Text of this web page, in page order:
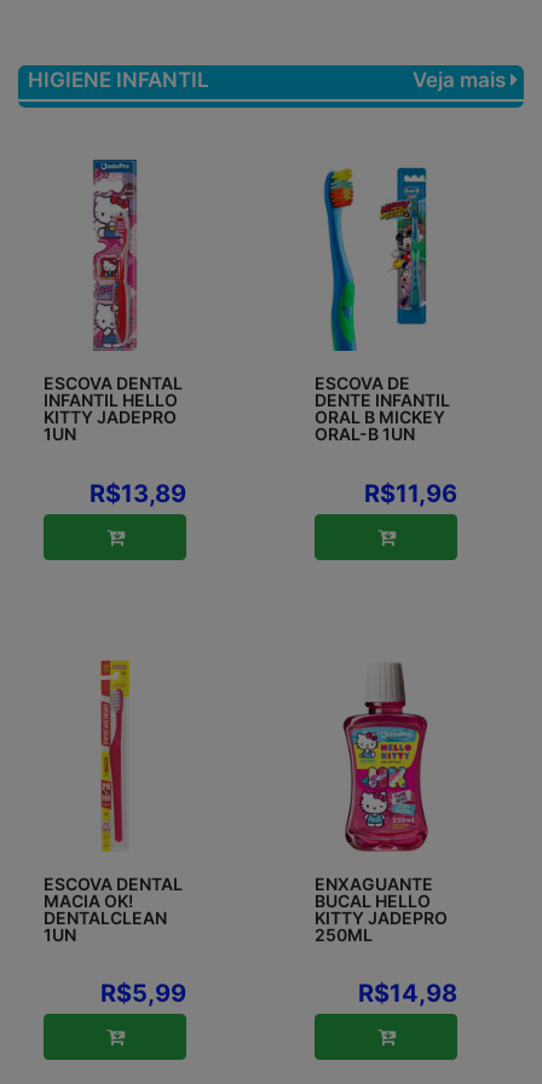
HIGIENE INFANTIL Veja mais
ESCOVA DENTAL
INFANTIL HELLO
KITTY JADEPRO
1UN
R$13,89
ESCOVA DE
DENTE INFANTIL
ORAL B MICKEY
ORAL-B 1UN
R$11,96
ESCOVA DENTAL
MACIA OK!
DENTALCLEAN
1UN
R$5,99
ENXAGUANTE
BUCAL HELLO
KITTY JADEPRO
250ML
R$14,98